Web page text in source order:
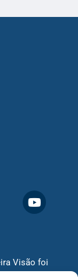
Visão foi